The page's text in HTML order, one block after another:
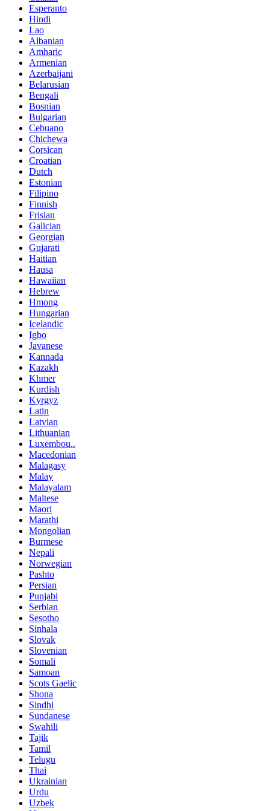
Esperanto
Hindi
Lao
Albanian
Amharic
Armenian
Azerbaijani
Belarusian
Bengali
Bosnian
Bulgarian
Cebuano
Chichewa
Corsican
Croatian
Dutch
Estonian
Filipino
Finnish
Frisian
Galician
Georgian
Gujarati
Haitian
Hausa
Hawaiian
Hebrew
Hmong
Hungarian
Icelandic
Igbo
Javanese
Kannada
Kazakh
Khmer
Kurdish
Kyrgyz
Latin
Latvian
Lithuanian
Luxembou..
Macedonian
Malagasy
Malay
Malayalam
Maltese
Maori
Marathi
Mongolian
Burmese
Nepali
Norwegian
Pashto
Persian
Punjabi
Serbian
Sesotho
Sinhala
Slovak
Slovenian
Somali
Samoan
Scots Gaelic
Shona
Sindhi
Sundanese
Swahili
Tajik
Tamil
Telugu
Thai
Ukrainian
Urdu
Uzbek